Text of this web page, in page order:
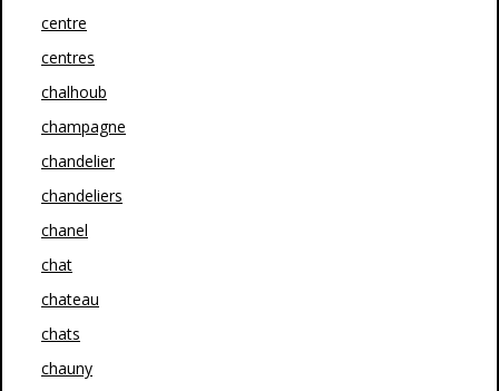
centre
centres
chalhoub
champagne
chandelier
chandeliers
chanel
chat
chateau
chats
chauny